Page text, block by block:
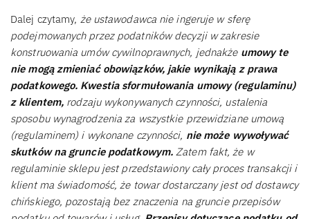
Dalej czytamy, że ustawodawca nie ingeruje w sferę
podejmowanych przez podatników decyzji w zakresie
konstruowania umów cywilnoprawnych, jednakże umowy te
nie mogą zmieniać obowiązków, jakie wynikają z prawa
podatkowego. Kwestia sformułowania umowy (regulaminu)
z klientem, rodzaju wykonywanych czynności, ustalenia
sposobu wynagrodzenia za wszystkie przewidziane umową
(regulaminem) i wykonane czynności, nie może wywoływać
skutków na gruncie podatkowym. Zatem fakt, że w
regulaminie sklepu jest przedstawiony cały proces transakcji i
klient ma świadomość, że towar dostarczany jest od dostawcy
chińskiego, pozostają bez znaczenia na gruncie przepisów